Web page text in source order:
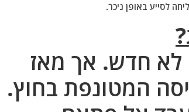
לסייע באופן ניכר.
לא חדש. אך מאז
של 2011 הכביסה המטונפת בחוץ.